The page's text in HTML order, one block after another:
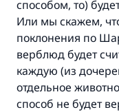
способом, то)
Или мы скажем,
поклонения по
верблюд будет
каждую (из
отдельное
способ не будет